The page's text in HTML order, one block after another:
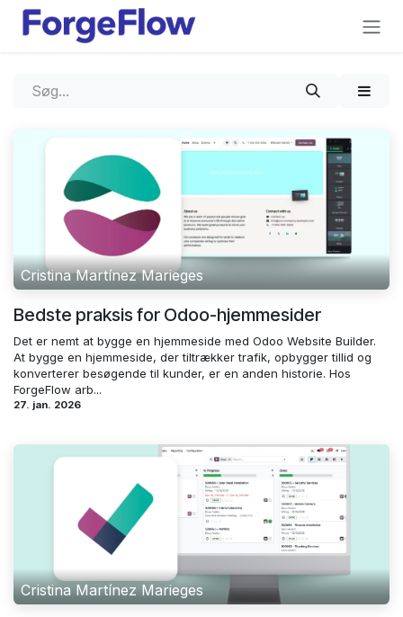
Gå til indhold
Cristina Martínez Marieges
Bedste praksis for Odoo-hjemmesider
Det er nemt at bygge en hjemmeside med Odoo Website Builder.
At bygge en hjemmeside, der tiltrækker trafik, opbygger tillid og
konverterer besøgende til kunder, er en anden historie. Hos
ForgeFlow arb...
27. jan. 2026
Cristina Martínez Marieges